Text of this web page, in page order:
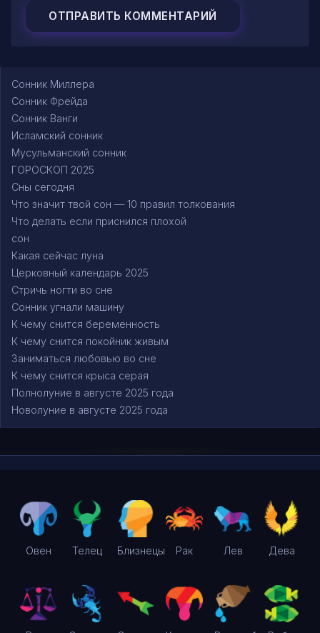
Сонник Миллера
Сонник Фрейда
Сонник Ванги
Исламский сонник
Мусульманский сонник
ГОРОСКОП 2025
Сны сегодня
Что значит твой сон — 10 правил толкования
Что делать если приснился плохой
сон
Какая сейчас луна
Церковный календарь 2025
Стричь ногти во сне
Сонник угнали машину
К чему снится беременность
К чему снится покойник живым
Заниматься любовью во сне
К чему снится крыса серая
Полнолуние в августе 2025 года
Новолуние в августе 2025 года
Овен Телец Близнецы Рак Лев Дева